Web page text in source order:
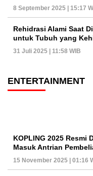
8 September 2025 | 15:17
Rehidrasi Alami Saat
untuk Tubuh yang
31 Juli 2025 | 11:58 WIB
ENTERTAINMENT
KOPLING 2025
Masuk Antrian
15 November 2025 | 01:16